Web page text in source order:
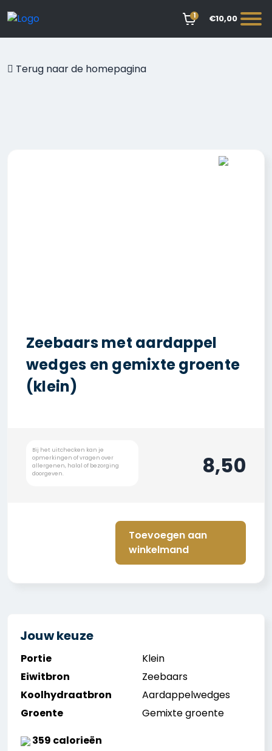
1 €10,00
Terug naar de homepagina
Zeebaars met aardappel
wedges en gemixte groente
(klein)
8,50
Toevoegen aan
winkelmand
Jouw keuze
Portie
Klein
Eiwitbron
Zeebaars
Koolhydraatbron
Aardappelwedges
Groente
Gemixte groente
359 calorieën